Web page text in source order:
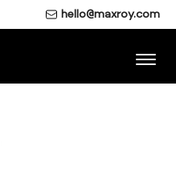
hello@maxroy.com